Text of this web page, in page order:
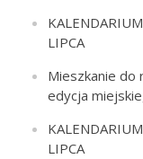
LIPCA
Mieszkanie do
edycja
LIPCA